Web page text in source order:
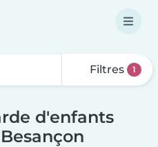
Filtres 1
d'enfants